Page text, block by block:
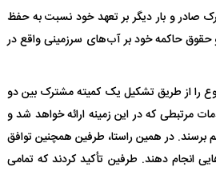
صادر و بار دیگر بر تعهد خود نسبت به حفظ
و حقوق حاکمه خود بر آب‌های سرزمینی واقع در
را از طریق تشکیل یک کمیته مشترک بین دو
مرتبطی که در این زمینه ارائه خواهد شد و
برسند. در همین راستا، طرفین همچنین توافق
انجام دهند. طرفین تأکید کردند که تمامی
حادثه هولناک در پاساژ علاءالدین ۶ نفر را
راهی بیمارستان کرد